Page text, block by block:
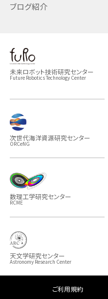
ブログ紹介
未来ロボット技術研究センター
Future Robotics Technology Center
次世代海洋資源研究センター
ORCeNG
数理工学研究センター
RCME
天文学研究センター
Astronomy Research Center
ご利用規約